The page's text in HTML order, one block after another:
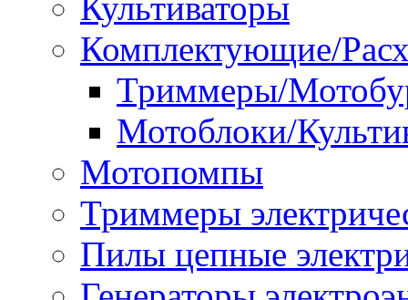
Культиваторы
Комплектующие/
Триммеры/
Мотоблоки/
Мотопомпы
Триммеры
Пилы цепные